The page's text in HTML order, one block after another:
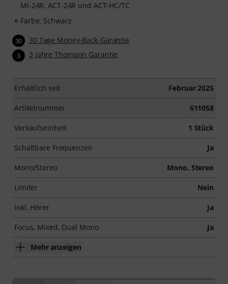
MI-24R, ACT-24R und ACT-HC/TC
Farbe: Schwarz
30 30 Tage Money-Back-Garantie
3 3 Jahre Thomann Garantie
Erhältlich seit Februar 2025
Artikelnummer 611058
Verkaufseinheit 1 Stück
Schaltbare Frequenzen Ja
Mono/Stereo Mono, Stereo
Limiter Nein
Inkl. Hörer Ja
Focus, Mixed, Dual Mono Ja
Mehr anzeigen